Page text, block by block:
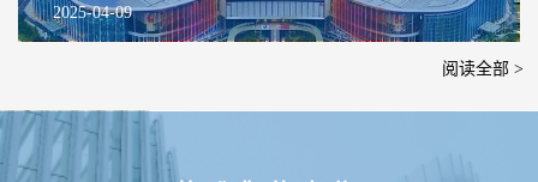
2025-04-09
阅读全部 >